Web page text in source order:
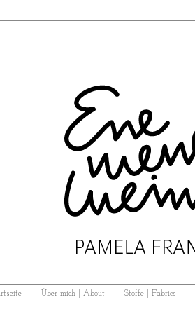
Über mich | About Stoffe | Fabrics